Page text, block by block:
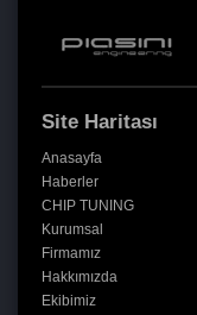
Site Haritası
Anasayfa
Haberler
CHIP TUNING
Kurumsal
Firmamız
Hakkımızda
Ekibimiz